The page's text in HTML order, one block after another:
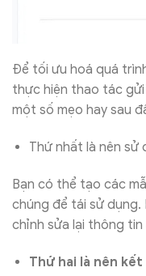
Để tối ưu hoá quá
thực hiện thao tác
một số mẹo hay sau
Thứ nhất là nên sử
Bạn có thể tạo các
chúng để tái sử dụng.
chỉnh sửa lại thông
Thứ hai là nên